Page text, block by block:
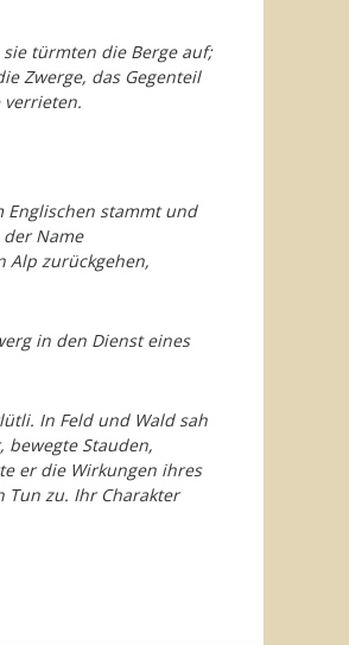
türmten die Berge auf;
Zwerge, das Gegenteil
Englischen stammt und
Name
Alp zurückgehen,
in den Dienst eines
In Feld und Wald sah
Stauden,
er die Wirkungen ihres
Tun zu. Ihr Charakter